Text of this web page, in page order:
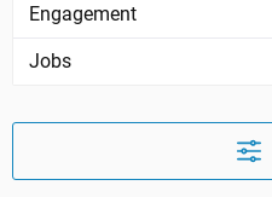
Engagement
Jobs